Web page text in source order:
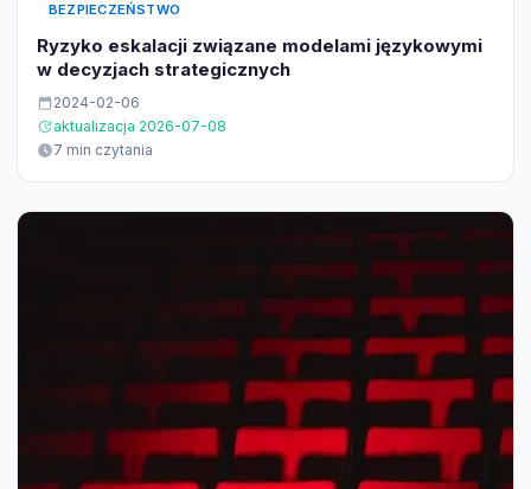
BEZPIECZEŃSTWO
Ryzyko eskalacji związane modelami językowymi
w decyzjach strategicznych
2024-02-06
aktualizacja 2026-07-08
7 min czytania